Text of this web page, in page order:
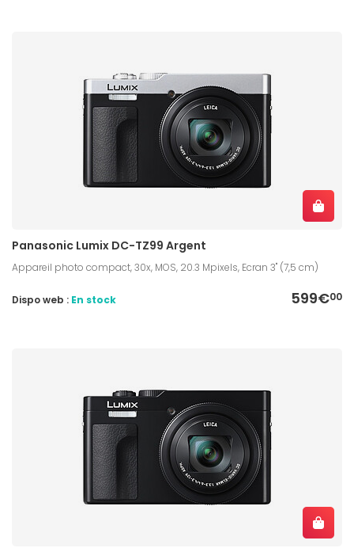
Panasonic Lumix DC-TZ99 Argent
Appareil photo compact, 30x, MOS, 20.3 Mpixels, Ecran 3" (7,5 cm)
599€00
Dispo web : En stock